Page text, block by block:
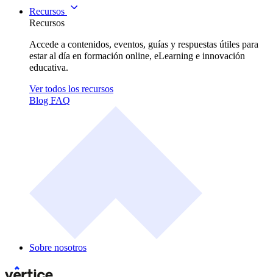
Recursos
Recursos
Accede a contenidos, eventos, guías y respuestas útiles para
estar al día en formación online, eLearning e innovación
educativa.
Ver todos los recursos
Blog FAQ
Sobre nosotros